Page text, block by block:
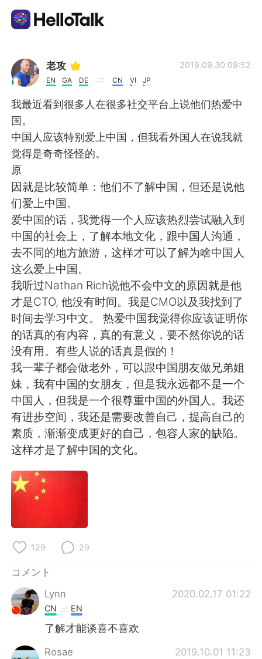
語学交換アプリ
AI Grammar Checker
繁體中文
العربية Français
Deutsch
Русский ไทย
Indonesia Italiano
Türkçe Tiếng Việt
Português
老攻
EN GA DE CN VI JP
2019.09.30 09:52
我最近看到很多人在很多社交平台上说他们热爱中
国。
中国人应该特别爱上中国，但我看外国人在说我就
觉得是奇奇怪怪的。
原
因就是比较简单：他们不了解中国，但还是说他
们爱上中国。
爱中国的话，我觉得一个人应该热烈尝试融入到
中国的社会上，了解本地文化，跟中国人沟通，
去不同的地方旅游，这样才可以了解为啥中国人
这么爱上中国。
我听过Nathan Rich说他不会中文的原因就是他
才是CTO, 他没有时间。我是CMO以及我找到了
时间去学习中文。 热爱中国我觉得你应该证明你
的话真的有内容，真的有意义，要不然你说的话
没有用。有些人说的话真是假的！
我一辈子都会做老外，可以跟中国朋友做兄弟姐
妹，我有中国的女朋友，但是我永远都不是一个
中国人，但我是一个很尊重中国的外国人。我还
有进步空间，我还是需要改善自己，提高自己的
素质，渐渐变成更好的自己，包容人家的缺陷。
这样才是了解中国的文化。
129 29
コメント
Lynn
2020.02.17 01:22
CN EN
了解才能谈喜不喜欢
Rosae 2019.10.01 11:23